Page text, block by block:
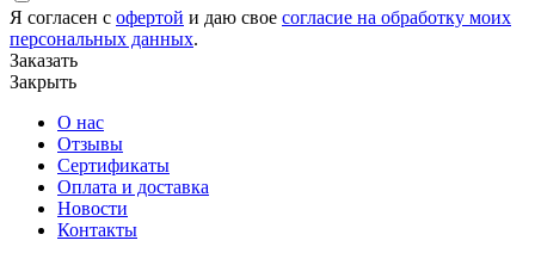
Я согласен с офертой и даю свое согласие на обработку моих
персональных данных.
Заказать
Закрыть
О нас
Отзывы
Сертификаты
Оплата и доставка
Новости
Контакты